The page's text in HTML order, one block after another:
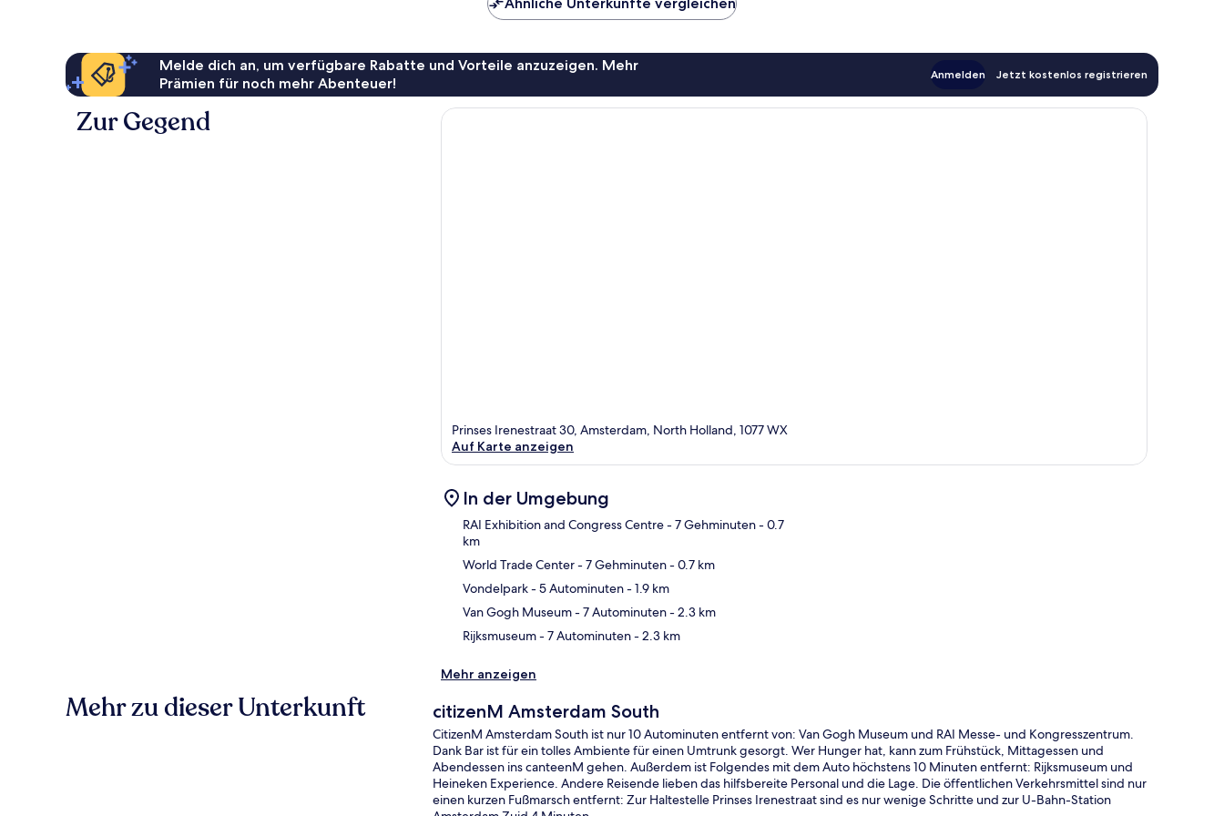
Melde dich an, um verfügbare Rabatte und Vorteile anzuzeigen. Mehr
Prämien für noch mehr Abenteuer!
Anmelden Jetzt kostenlos registrieren
Zur Gegend
Prinses Irenestraat 30, Amsterdam, North Holland, 1077 WX
Auf Karte anzeigen
In der Umgebung
RAI Exhibition and Congress Centre- 7 Gehminuten- 0.7
km
World Trade Center- 7 Gehminuten- 0.7 km
Vondelpark- 5 Autominuten- 1.9 km
Van Gogh Museum- 7 Autominuten- 2.3 km
Rijksmuseum- 7 Autominuten- 2.3 km
Mehr anzeigen
Mehr zu dieser Unterkunft citizenM Amsterdam South
CitizenM Amsterdam South ist nur 10 Autominuten entfernt von: Van Gogh Museum und RAI Messe- und Kongresszentrum.
Dank Bar ist für ein tolles Ambiente für einen Umtrunk gesorgt. Wer Hunger hat, kann zum Frühstück, Mittagessen und
Abendessen ins canteenM gehen. Außerdem ist Folgendes mit dem Auto höchstens 10 Minuten entfernt: Rijksmuseum und
Heineken Experience. Andere Reisende lieben das hilfsbereite Personal und die Lage. Die öffentlichen Verkehrsmittel sind nur
einen kurzen Fußmarsch entfernt: Zur Haltestelle Prinses Irenestraat sind es nur wenige Schritte und zur U-Bahn-Station